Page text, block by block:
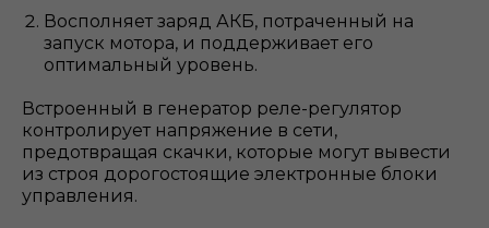
Восполняет заряд АКБ, потраченный на
запуск мотора, и поддерживает его
оптимальный уровень.
Встроенный в генератор реле-регулятор
контролирует напряжение в сети,
предотвращая скачки, которые могут вывести
из строя дорогостоящие электронные блоки
управления.